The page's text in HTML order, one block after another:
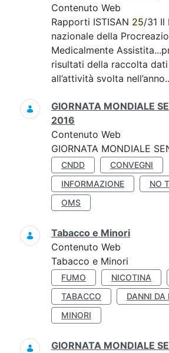
Contenuto Web
Rapporti ISTISAN 25/31 Il
nazionale della
Medicalmente
risultati della raccolta
all’attività svolta
GIORNATA MONDIALE
2016
Contenuto Web
GIORNATA MONDIALE
CNDD
CONVEGNI
INFORMAZIONE
NO
OMS
Tabacco e Minori
Contenuto Web
Tabacco e Minori
FUMO NICOTINA
TABACCO
DANNI DA
MINORI
GIORNATA MONDIALE